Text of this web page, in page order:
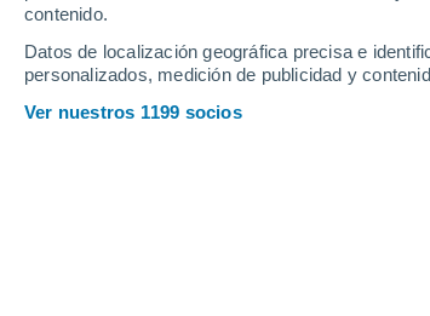
contenido.
Datos de localización geográfica precisa e
personalizados, medición de publicidad y
Ver nuestros 1199 socios